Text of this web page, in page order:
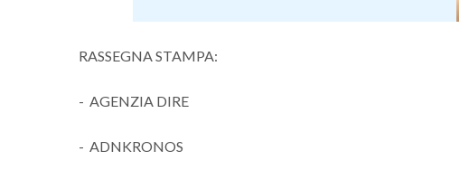
RASSEGNA STAMPA:
- AGENZIA DIRE
- ADNKRONOS